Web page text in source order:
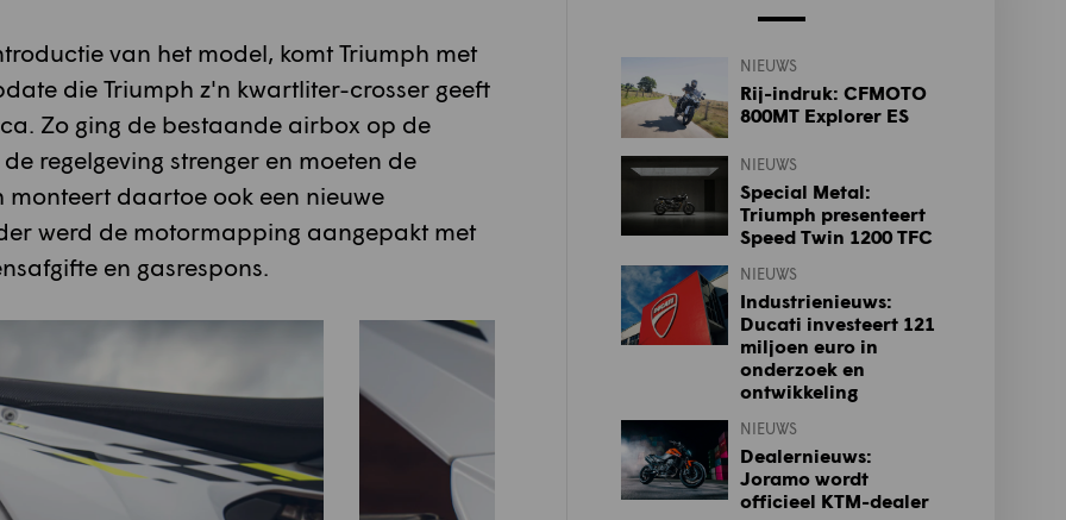
van het model, komt Triumph met
die Triumph z'n kwartliter-crosser geeft
Zo ging de bestaande airbox op de
regelgeving strenger en moeten de
daartoe ook een nieuwe
werd de motormapping aangepakt met
en gasrespons.
NIEUWS
Rij-indruk: CFMOTO
800MT Explorer ES
NIEUWS
Special Metal:
Triumph presenteert
Speed Twin 1200 TFC
NIEUWS
Industrienieuws:
Ducati investeert 121
miljoen euro in
onderzoek en
ontwikkeling
NIEUWS
Dealernieuws:
Joramo wordt
officieel KTM-dealer